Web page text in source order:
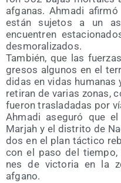
afga­nas. Ahma­di
están suje­tos a un
encuen­tren
desmoralizados.
Tam­bién, que las
gre­sos algu­nos en el
di­das en vidas huma­nas
reti­ran de varias zonas,
fue­ron tras­la­da­das por
Ahma­di ase­gu­ró que
Mar­jah y el dis­tri­to de
dos en el plan tác­ti­co
con el paso del
nes de vic­to­ria en la
afgano.